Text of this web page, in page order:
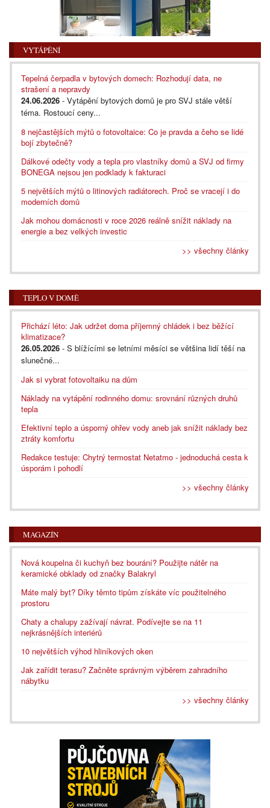
VYTÁPĚNÍ
Tepelná čerpadla v bytových domech: Rozhodují data, ne
strašení a nepravdy
24.06.2026 - Vytápění bytových domů je pro SVJ stále větší
téma. Rostoucí ceny...
8 nejčastějších mýtů o fotovoltaice: Co je pravda a čeho se lidé
bojí zbytečně?
Dálkové odečty vody a tepla pro vlastníky domů a SVJ od firmy
BONEGA nejsou jen podklady k fakturaci
5 největších mýtů o litinových radiátorech. Proč se vracejí i do
moderních domů
Jak mohou domácnosti v roce 2026 reálně snížit náklady na
energie a bez velkých investic
>> všechny články
TEPLO V DOMĚ
Přichází léto: Jak udržet doma příjemný chládek i bez běžící
klimatizace?
26.05.2026 - S blížícími se letními měsíci se většina lidí těší na
slunečné...
Jak si vybrat fotovoltaiku na dům
Náklady na vytápění rodinného domu: srovnání různých druhů
tepla
Efektivní teplo a úsporný ohřev vody aneb jak snížit náklady bez
ztráty komfortu
Redakce testuje: Chytrý termostat Netatmo - jednoduchá cesta k
úsporám i pohodlí
>> všechny články
MAGAZÍN
Nová koupelna či kuchyň bez bourání? Použijte nátěr na
keramické obklady od značky Balakryl
Máte malý byt? Díky těmto tipům získáte víc použitelného
prostoru
Chaty a chalupy zažívají návrat. Podívejte se na 11
nejkrásnějších interiérů
10 největších výhod hliníkových oken
Jak zařídit terasu? Začněte správným výběrem zahradního
nábytku
>> všechny články